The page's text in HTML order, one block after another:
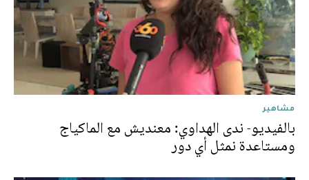
مشاهير
بالفيديو- ندى الهداوي: معنديش مع الماكياج
ومستاعدة نمثل أي دور